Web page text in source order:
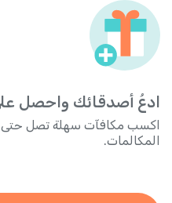
ادعُ أصدقائك واحصل
المكالمات.